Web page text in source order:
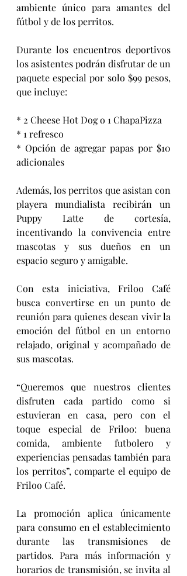
ambiente único para amantes del
fútbol y de los perritos.
Durante los encuentros deportivos
los asistentes podrán disfrutar de un
paquete especial por solo $99 pesos,
que incluye:
* 2 Cheese Hot Dog o 1 ChapaPizza
* 1 refresco
* Opción de agregar papas por $10
adicionales
Además, los perritos que asistan con
playera mundialista recibirán un
Puppy Latte de cortesía,
incentivando la convivencia entre
mascotas y sus dueños en un
espacio seguro y amigable.
Con esta iniciativa, Friloo Café
busca convertirse en un punto de
reunión para quienes desean vivir la
emoción del fútbol en un entorno
relajado, original y acompañado de
sus mascotas.
“Queremos que nuestros clientes
disfruten cada partido como si
estuvieran en casa, pero con el
toque especial de Friloo: buena
comida, ambiente futbolero y
experiencias pensadas también para
los perritos”, comparte el equipo de
Friloo Café.
La promoción aplica únicamente
para consumo en el establecimiento
durante las transmisiones de
partidos. Para más información y
horarios de transmisión, se invita al